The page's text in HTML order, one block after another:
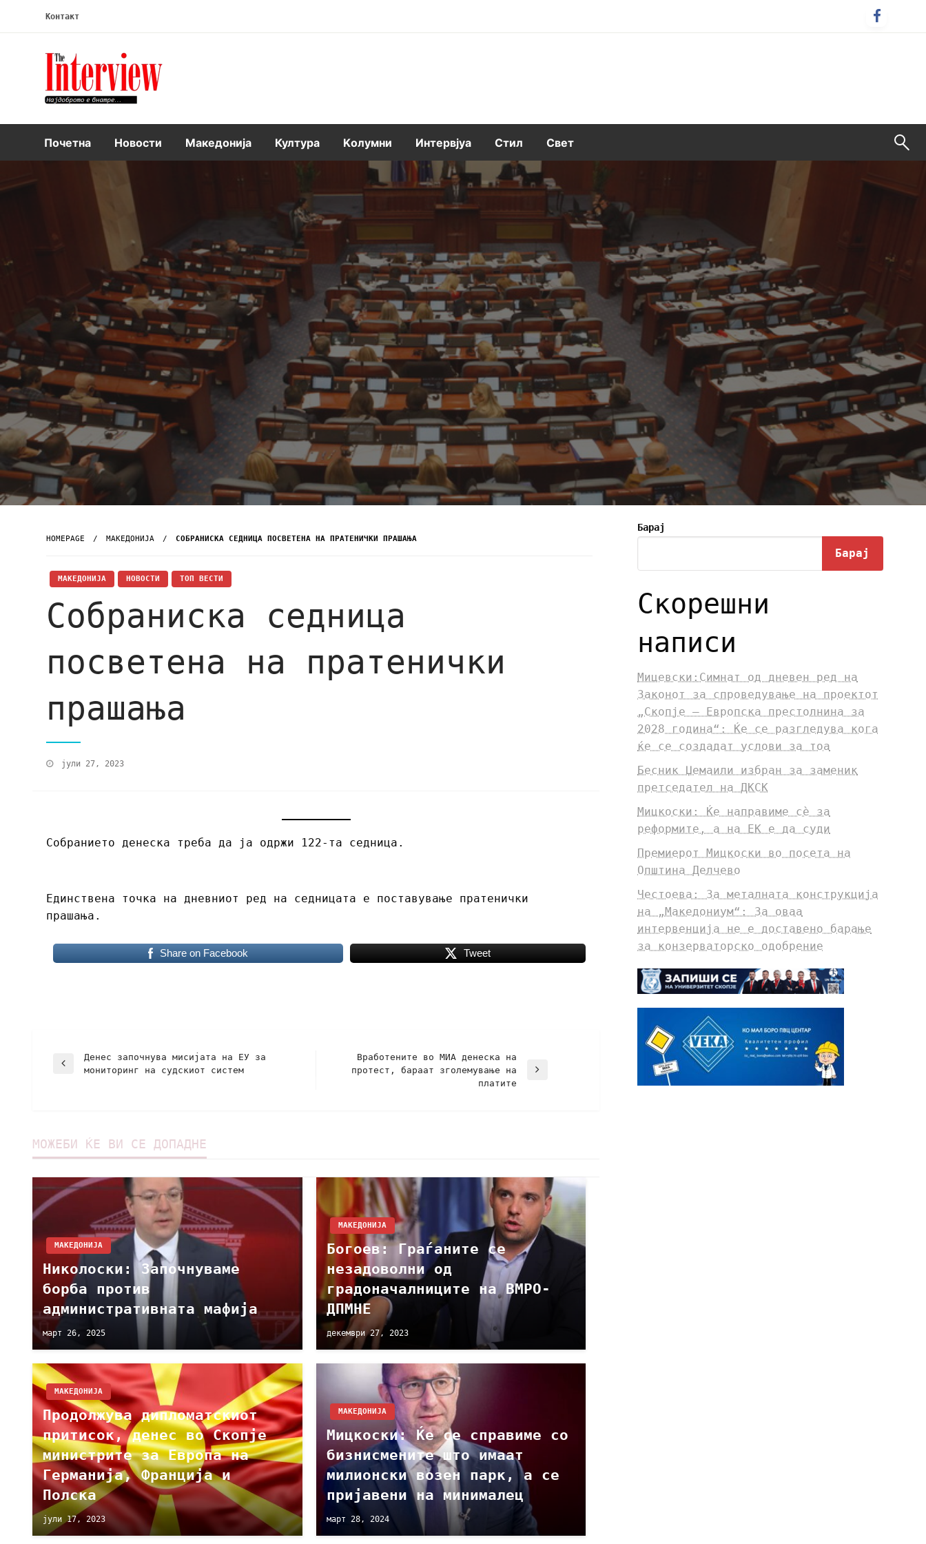
Контакт
Интервју
Почетна Новости Македонија Култура Kолумни Интервјуа Стил Свет
HOMEPAGE МАКЕДОНИЈА СОБРАНИСКА СЕДНИЦА ПОСВЕТЕНА НА ПРАТЕНИЧКИ ПРАШАЊА
МАКЕДОНИЈА НОВОСТИ ТОП ВЕСТИ
Собраниска седница
посветена на пратенички
прашања
јули 27, 2023
Собранието денеска треба да ја одржи 122-та седница.
Единствена точка на дневниот ред на седницата е поставување пратенички
прашања.
Share on Facebook Tweet
Денес започнува мисијата на ЕУ за
мониторинг на судскиот систем
Вработените во МИА денеска на
протест, бараат зголемување на
платите
МОЖЕБИ ЌЕ ВИ СЕ ДОПАДНЕ
МАКЕДОНИЈА
Николоски: Започнуваме
борба против
административната мафија
март 26, 2025
МАКЕДОНИЈА
Богоев: Граѓаните се
незадоволни од
градоначалниците на ВМРО-
ДПМНЕ
декември 27, 2023
МАКЕДОНИЈА
Продолжува дипломатскиот
притисок, денес во Скопје
министрите за Европа на
Германија, Франција и
Полска
јули 17, 2023
МАКЕДОНИЈА
Мицкоски: Ќе се справиме со
бизнисмените што имаат
милионски возен парк, а се
пријавени на минималец
март 28, 2024
Барај
Барај
Скорешни
написи
Мицевски:Симнат од дневен ред на
Законот за спроведување на проектот
„Скопје – Европска престолнина за
2028 година“: Ќе се разгледува кога
ќе се создадат услови за тоа
Бесник Џемаили избран за заменик
претседател на ДКСК
Мицкоски: Ќе направиме сè за
реформите, а на ЕК е да суди
Премиерот Мицкоски во посета на
Општина Делчево
Честоева: За металната конструкција
на „Македониум“: За оваа
интервенција не е доставено барање
за конзерваторско одобрение